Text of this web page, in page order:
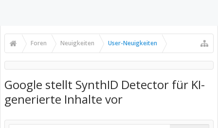
Foren Neuigkeiten User-Neuigkeiten
Google stellt SynthID Detector für KI-
generierte Inhalte vor